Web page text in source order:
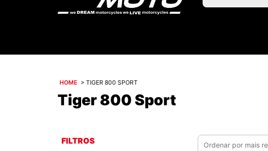
HOME > TIGER 800 SPORT
Tiger 800 Sport
FILTROS